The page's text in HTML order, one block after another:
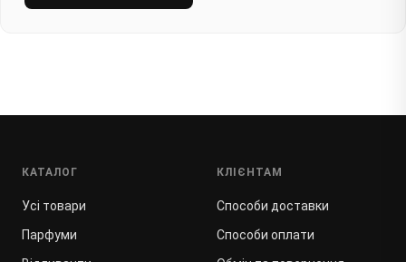
КАТАЛОГ
Усі товари
Парфуми
КЛІЄНТАМ
Способи доставки
Способи оплати